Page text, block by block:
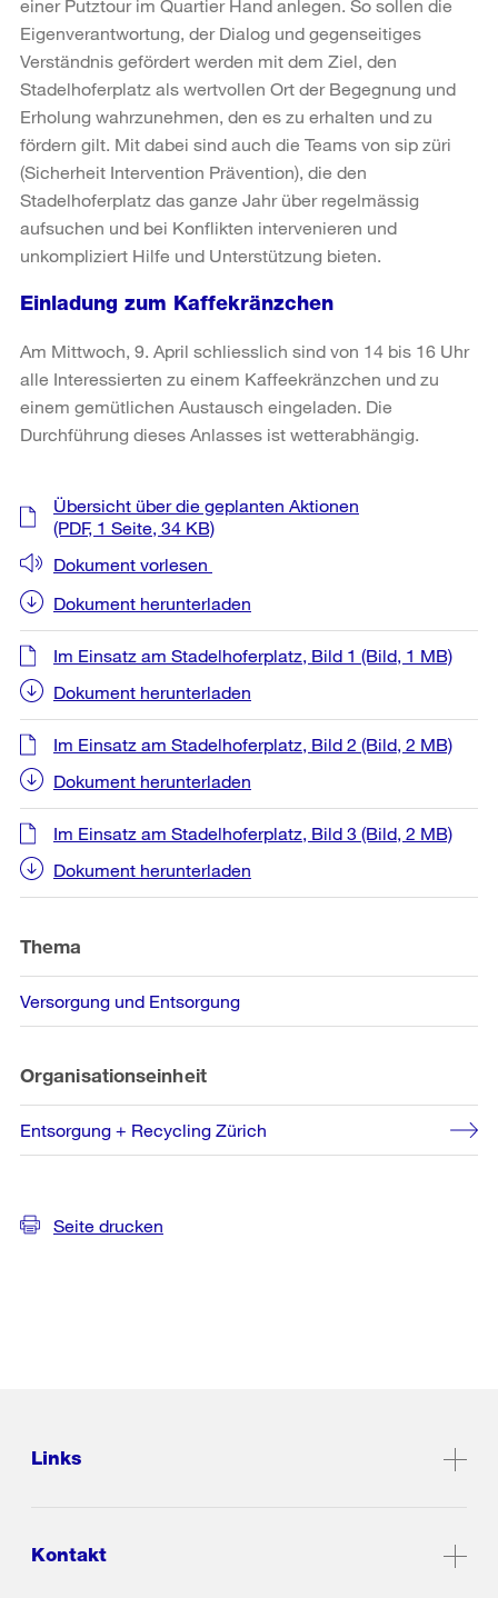
einer Putztour im Quartier Hand anlegen. So sollen die
Eigenverantwortung, der Dialog und gegenseitiges
Verständnis gefördert werden mit dem Ziel, den
Stadelhoferplatz als wertvollen Ort der Begegnung und
Erholung wahrzunehmen, den es zu erhalten und zu
fördern gilt. Mit dabei sind auch die Teams von sip züri
(Sicherheit Intervention Prävention), die den
Stadelhoferplatz das ganze Jahr über regelmässig
aufsuchen und bei Konflikten intervenieren und
unkompliziert Hilfe und Unterstützung bieten.
Einladung zum Kaffekränzchen
Am Mittwoch, 9. April schliesslich sind von 14 bis 16 Uhr
alle Interessierten zu einem Kaffeekränzchen und zu
einem gemütlichen Austausch eingeladen. Die
Durchführung dieses Anlasses ist wetterabhängig.
Weitere
Informationen
Übersicht über die geplanten Aktionen
(PDF, 1 Seite, 34 KB)
Dokument vorlesen
Dokument herunterladen
Im Einsatz am Stadelhoferplatz, Bild 1 (Bild, 1 MB)
Dokument herunterladen
Im Einsatz am Stadelhoferplatz, Bild 2 (Bild, 2 MB)
Dokument herunterladen
Im Einsatz am Stadelhoferplatz, Bild 3 (Bild, 2 MB)
Dokument herunterladen
Thema
Versorgung und Entsorgung
Organisationseinheit
Entsorgung + Recycling Zürich
Seite drucken
Links
Kontakt